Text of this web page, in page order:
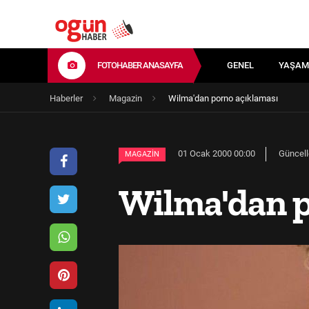
FOTOHABER ANASAYFA GENEL YAŞAM
Haberler Magazin Wilma'dan porno açıklaması
MAGAZIN 01 Ocak 2000 00:00
Wilma'dan